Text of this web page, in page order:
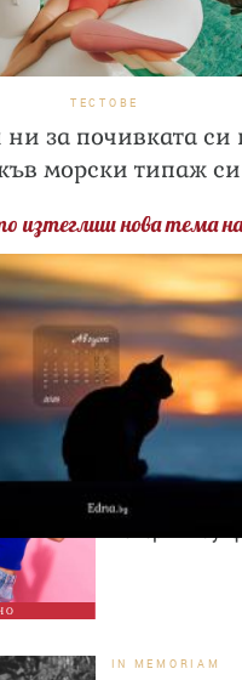
ТЕСТОВЕ
ни за почивката
морски типаж си
изтеглиш нова тема
МОДА И
Край на
и дамските
променя
IN MEMORIAM